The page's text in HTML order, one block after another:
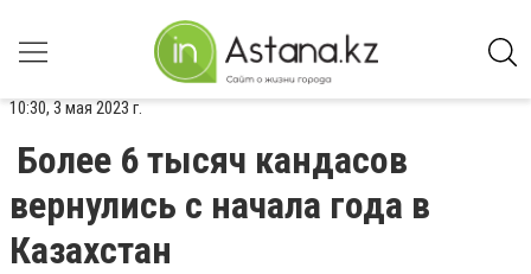
10:30, 3 мая 2023 г.
Более 6 тысяч кандасов
вернулись с начала года в
Казахстан